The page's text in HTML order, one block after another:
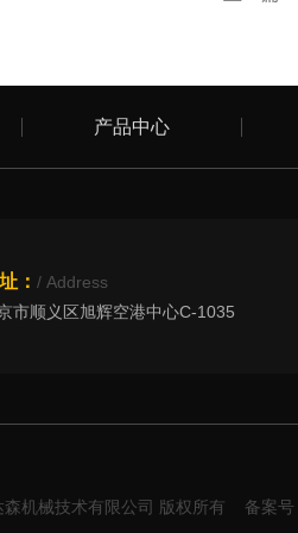
产品中心
： / Address
市顺义区旭辉空港中心C-1035
机械技术有限公司 版权所有 备案